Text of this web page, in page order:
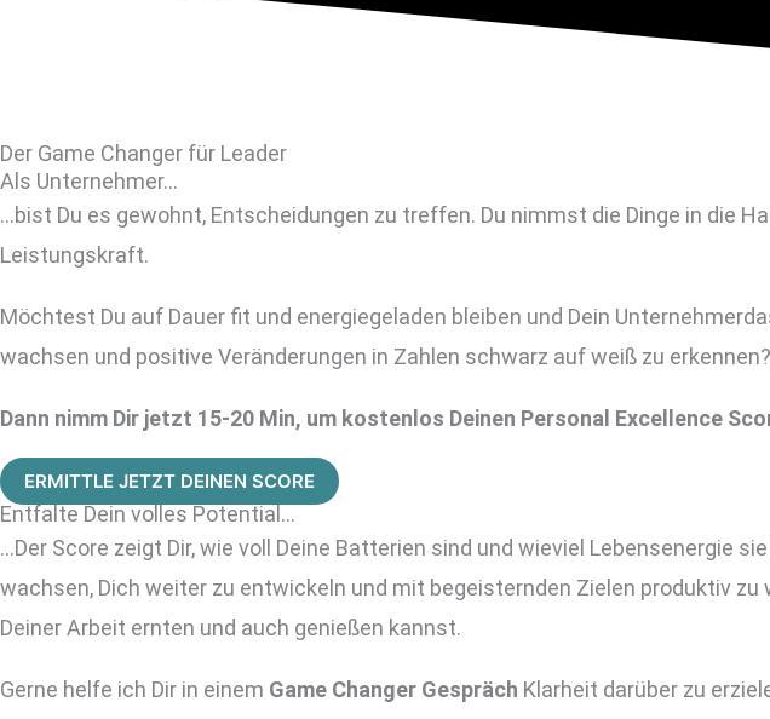
Der Game Changer für Leader
Als Unternehmer...
…bist Du es gewohnt, Entscheidungen zu treffen. Du nimmst die Dinge in die
Leistungskraft.
Möchtest Du auf Dauer fit und energiegeladen bleiben und Dein
wachsen und positive Veränderungen in Zahlen schwarz auf weiß zu erkennen?
Dann nimm Dir jetzt 15-20 Min, um kostenlos Deinen Personal Excellence
ERMITTLE JETZT DEINEN SCORE
Entfalte Dein volles Potential...
…Der Score zeigt Dir, wie voll Deine Batterien sind und wieviel Lebensenergie
wachsen, Dich weiter zu entwickeln und mit begeisternden Zielen produktiv
Deiner Arbeit ernten und auch genießen kannst.
Gerne helfe ich Dir in einem Game Changer Gespräch Klarheit darüber zu